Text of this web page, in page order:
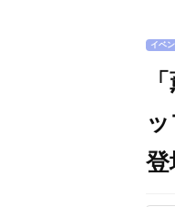
イベン
登